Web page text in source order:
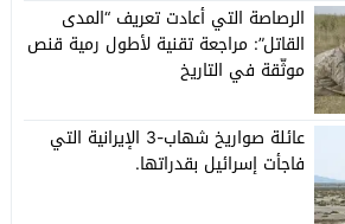
الرصاصة التي أعادت تعريف “المدى
القاتل”: مراجعة تقنية لأطول رمية قنص
موثّقة في التاريخ
عائلة صواريخ شهاب-3 الإيرانية التي
فاجأت إسرائيل بقدراتها.